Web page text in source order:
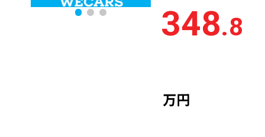
348.8
万円